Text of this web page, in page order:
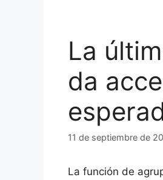
La
da
11 de septiembre de
La función de